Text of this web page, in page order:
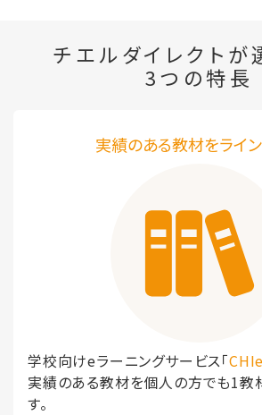
チエルダイレクトが
3つの特長
実績のある教材をライ
学校向けeラーニングサービス「
実績のある教材を個人の方でも1教
す。